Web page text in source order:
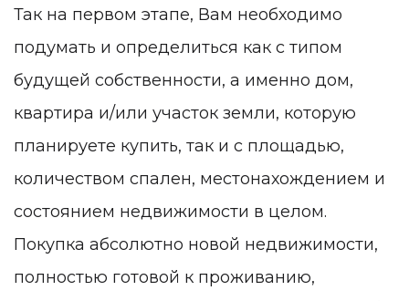
Так на первом этапе, Вам необходимо
подумать и определиться как с типом
будущей собственности, а именно дом,
квартира и/или участок земли, которую
планируете купить, так и с площадью,
количеством спален, местонахождением и
состоянием недвижимости в целом.
Покупка абсолютно новой недвижимости,
полностью готовой к проживанию,